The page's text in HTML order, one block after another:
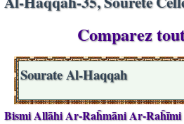
Comparez
Sourate Al-Haqqah
Bismi Allāhi Ar-Raĥmāni Ar-Raĥīmi